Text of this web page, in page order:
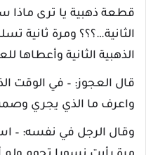
قطعة ذهبية يا ترى ماذا
الثانية…؟؟؟ ومرة ثانية
الذهبية الثانية وأعطاها
قال العجوز: – في الوقت
واعرف ما الذي يجري
وقال الرجل في نفسه: –